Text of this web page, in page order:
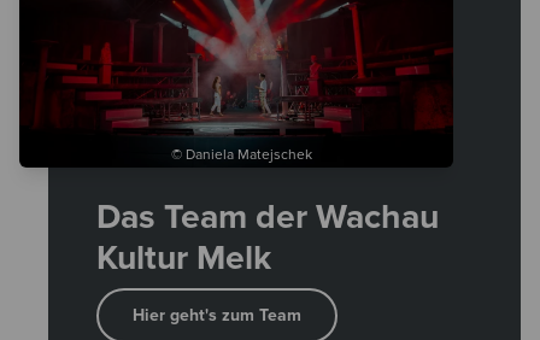
© Daniela Matejschek
Das Team der Wachau
Kultur Melk
Hier geht's zum Team